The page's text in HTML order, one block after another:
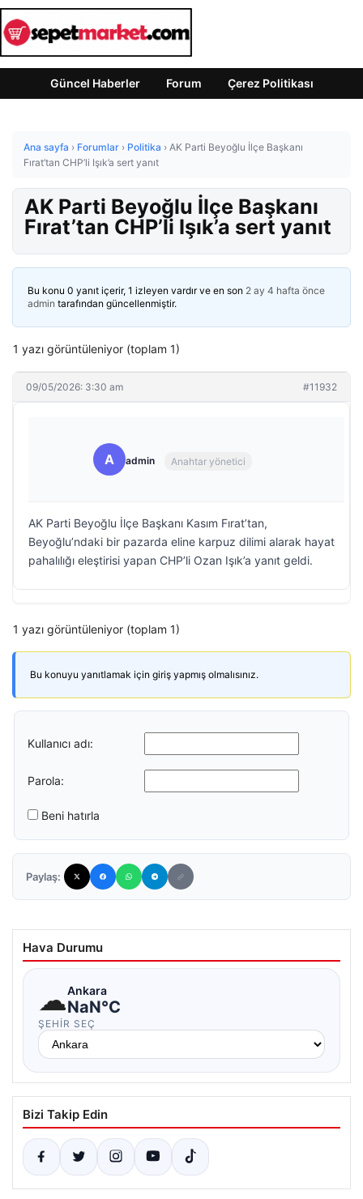
Güncel Haberler Forum Çerez Politikası
Ana sayfa › Forumlar › Politika › AK Parti Beyoğlu İlçe Başkanı
Fırat’tan CHP’li Işık’a sert yanıt
AK Parti Beyoğlu İlçe Başkanı
Fırat’tan CHP’li Işık’a sert yanıt
Bu konu 0 yanıt içerir, 1 izleyen vardır ve en son 2 ay 4 hafta önce
admin tarafından güncellenmiştir.
1 yazı görüntüleniyor (toplam 1)
09/05/2026: 3:30 am #11932
A admin Anahtar yönetici
AK Parti Beyoğlu İlçe Başkanı Kasım Fırat’tan,
Beyoğlu’ndaki bir pazarda eline karpuz dilimi alarak hayat
pahalılığı eleştirisi yapan CHP’li Ozan Işık’a yanıt geldi.
1 yazı görüntüleniyor (toplam 1)
Bu konuyu yanıtlamak için giriş yapmış olmalısınız.
Kullanıcı adı:
Parola:
Beni hatırla
Paylaş:
Hava Durumu
☁Ankara
NaN°C
ŞEHIR SEÇ
Bizi Takip Edin